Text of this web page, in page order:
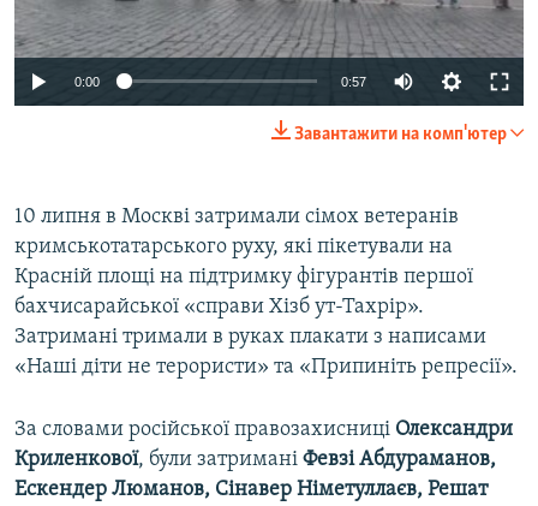
0:00 0:57
Завантажити на комп'ютер
10 липня в Москві затримали сімох ветеранів
кримськотатарського руху, які пікетували на
Красній площі на підтримку фігурантів першої
бахчисарайської «справи Хізб ут-Тахрір».
Затримані тримали в руках плакати з написами
«Наші діти не терористи» та «Припиніть репресії».
За словами російської правозахисниці Олександри
Криленкової, були затримані Февзі Абдураманов,
Ескендер Люманов, Сінавер Німетуллаєв, Решат